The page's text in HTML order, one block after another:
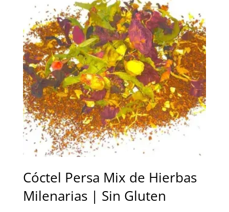
hasta
29,00 €
Cóctel Persa Mix de Hierbas
Milenarias | Sin Gluten